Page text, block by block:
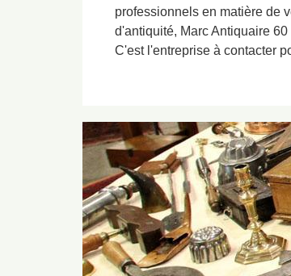
professionnels en matière de
d'antiquité, Marc Antiquaire
C'est l'entreprise à contacter